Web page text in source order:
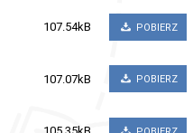
107.54kB POBIERZ
107.07kB POBIERZ